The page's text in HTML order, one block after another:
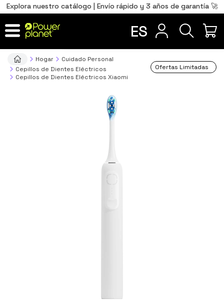
Explora nuestro catálogo | Envío rápido y 3 años de garantía 🚀
ES
Hogar
Cuidado Personal
Cepillos de Dientes Eléctricos
Cepillos de Dientes Eléctricos Xiaomi
Ofertas Limitadas
Total 0,00€
IR AL CARRITO
Português
PT
FR